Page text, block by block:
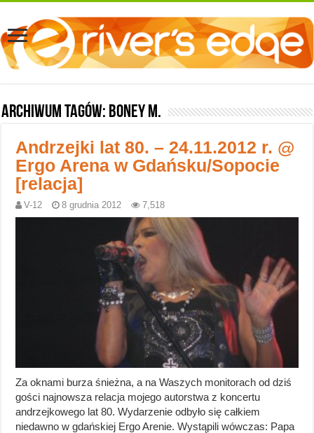
Archiwum tagów: Boney M.
Andrzejki lat 80. – 24.11.2012 r. @
Ergo Arena w Gdańsku/Sopocie
[relacja]
V-12 8 grudnia 2012 7,518
Za oknami burza śnieżna, a na Waszych monitorach od dziś
gości najnowsza relacja mojego autorstwa z koncertu
andrzejkowego lat 80. Wydarzenie odbyło się całkiem
niedawno w gdańskiej Ergo Arenie. Wystąpili wówczas: Papa